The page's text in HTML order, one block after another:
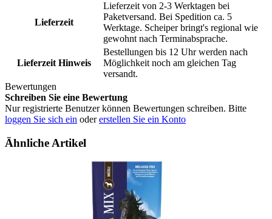
Lieferzeit
Lieferzeit von 2-3 Werktagen bei
Paketversand. Bei Spedition ca. 5
Werktage. Scheiper bringt's regional wie
gewohnt nach Terminabsprache.
Lieferzeit Hinweis
Bestellungen bis 12 Uhr werden nach
Möglichkeit noch am gleichen Tag
versandt.
Bewertungen
Schreiben Sie eine Bewertung
Nur registrierte Benutzer können Bewertungen schreiben. Bitte
loggen Sie sich ein odererstellen Sie ein Konto
Ähnliche Artikel